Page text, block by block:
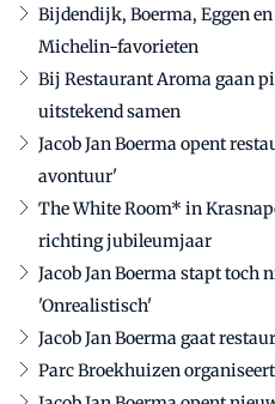
Bijdendijk, Boerma, Eggen
Michelin-favorieten
Bij Restaurant Aroma gaan
uitstekend samen
Jacob Jan Boerma opent
avontuur'
The White Room* in
richting jubileumjaar
Jacob Jan Boerma stapt
'Onrealistisch'
Jacob Jan Boerma gaat
Parc Broekhuizen